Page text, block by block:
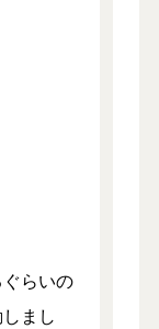
らいの
まし